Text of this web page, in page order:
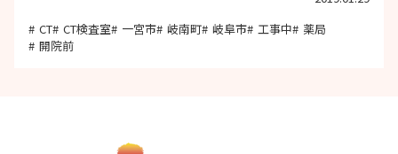
CT
CT検査室 一宮市 岐南町 岐阜市 工事中
薬局
開院前